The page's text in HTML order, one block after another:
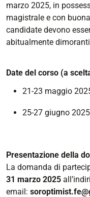
marzo 2025, in
magistrale e con
candidate devono
abitualmente
Date del corso (a
21-23 maggio
25-27 giugno
Presentazione della
La domanda di
31 marzo 2025
email: